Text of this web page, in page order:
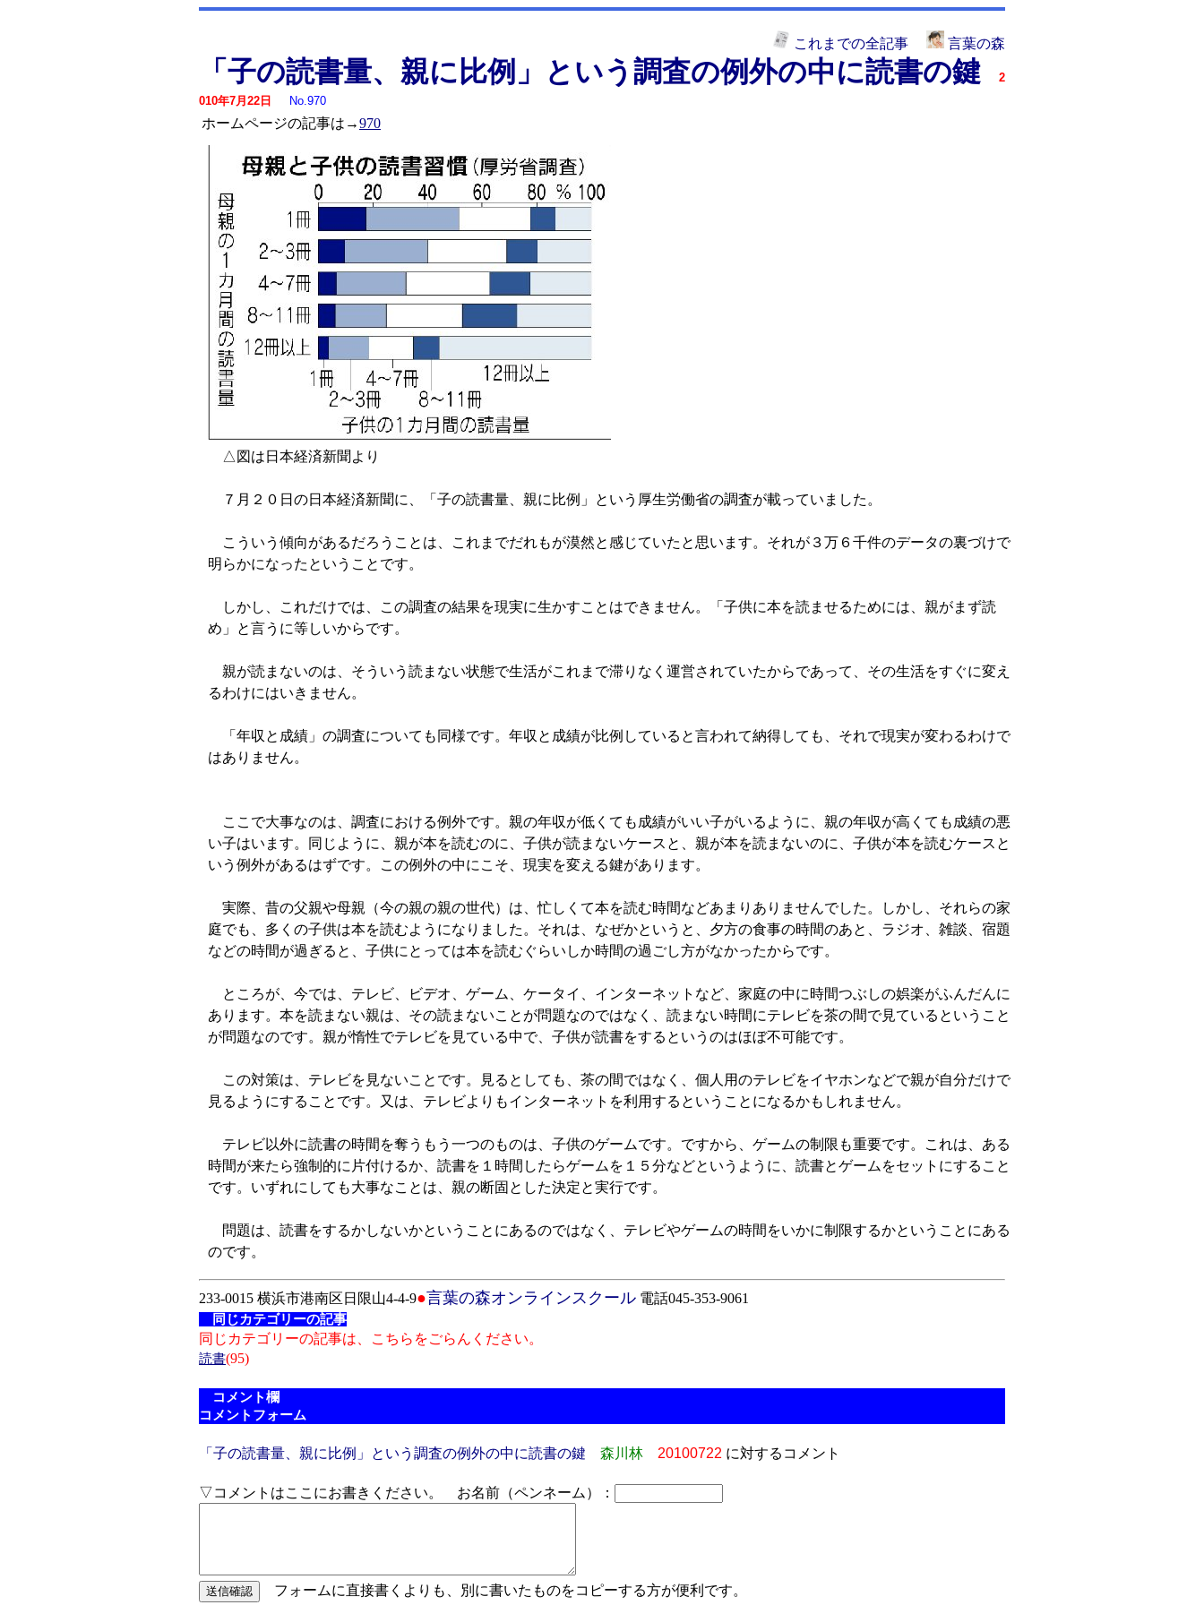
これまでの全記事 言葉の森
「子の読書量、親に比例」という調査の例外の中に読書の鍵
2
010年7月22日
No.970
ホームページの記事は→970
△図は日本経済新聞より
７月２０日の日本経済新聞に、「子の読書量、親に比例」という厚生労働省の調査が載っていました。
こういう傾向があるだろうことは、これまでだれもが漠然と感じていたと思います。それが３万６千件のデータの裏づけで
明らかになったということです。
しかし、これだけでは、この調査の結果を現実に生かすことはできません。「子供に本を読ませるためには、親がまず読
め」と言うに等しいからです。
親が読まないのは、そういう読まない状態で生活がこれまで滞りなく運営されていたからであって、その生活をすぐに変え
るわけにはいきません。
「年収と成績」の調査についても同様です。年収と成績が比例していると言われて納得しても、それで現実が変わるわけで
はありません。
ここで大事なのは、調査における例外です。親の年収が低くても成績がいい子がいるように、親の年収が高くても成績の悪
い子はいます。同じように、親が本を読むのに、子供が読まないケースと、親が本を読まないのに、子供が本を読むケースと
いう例外があるはずです。この例外の中にこそ、現実を変える鍵があります。
実際、昔の父親や母親（今の親の親の世代）は、忙しくて本を読む時間などあまりありませんでした。しかし、それらの家
庭でも、多くの子供は本を読むようになりました。それは、なぜかというと、夕方の食事の時間のあと、ラジオ、雑談、宿題
などの時間が過ぎると、子供にとっては本を読むぐらいしか時間の過ごし方がなかったからです。
ところが、今では、テレビ、ビデオ、ゲーム、ケータイ、インターネットなど、家庭の中に時間つぶしの娯楽がふんだんに
あります。本を読まない親は、その読まないことが問題なのではなく、読まない時間にテレビを茶の間で見ているということ
が問題なのです。親が惰性でテレビを見ている中で、子供が読書をするというのはほぼ不可能です。
この対策は、テレビを見ないことです。見るとしても、茶の間ではなく、個人用のテレビをイヤホンなどで親が自分だけで
見るようにすることです。又は、テレビよりもインターネットを利用するということになるかもしれません。
テレビ以外に読書の時間を奪うもう一つのものは、子供のゲームです。ですから、ゲームの制限も重要です。これは、ある
時間が来たら強制的に片付けるか、読書を１時間したらゲームを１５分などというように、読書とゲームをセットにすること
です。いずれにしても大事なことは、親の断固とした決定と実行です。
問題は、読書をするかしないかということにあるのではなく、テレビやゲームの時間をいかに制限するかということにある
のです。
233-0015 横浜市港南区日限山4-4-9●言葉の森オンラインスクール 電話045-353-9061
同じカテゴリーの記事
同じカテゴリーの記事は、こちらをごらんください。
読書(95)
コメント欄
コメントフォーム
「子の読書量、親に比例」という調査の例外の中に読書の鍵 森川林 20100722 に対するコメント
▽コメントはここにお書きください。 お名前（ペンネーム）：
フォームに直接書くよりも、別に書いたものをコピーする方が便利です。